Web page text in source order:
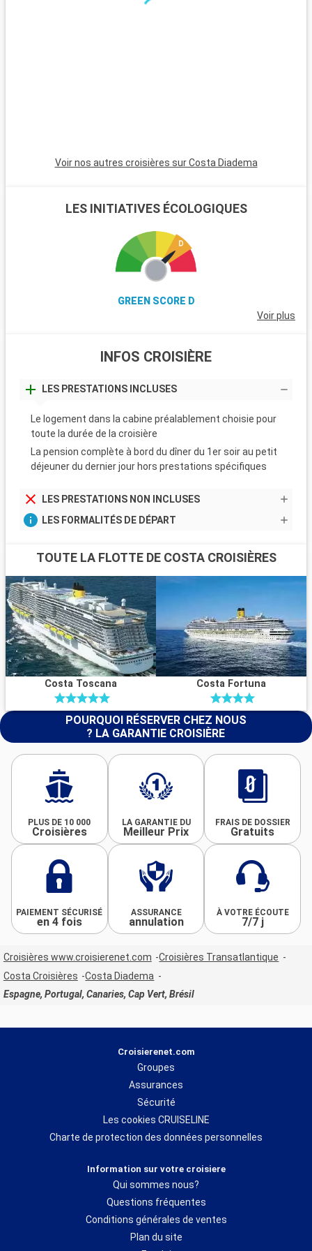
Voir nos autres croisières sur Costa Diadema
LES INITIATIVES ÉCOLOGIQUES
GREEN SCORE D
Voir plus
INFOS CROISIÈRE
LES PRESTATIONS INCLUSES
Le logement dans la cabine préalablement choisie pour
toute la durée de la croisière
La pension complète à bord du dîner du 1er soir au petit
déjeuner du dernier jour hors prestations spécifiques
LES PRESTATIONS NON INCLUSES
LES FORMALITÉS DE DÉPART
TOUTE LA FLOTTE DE COSTA CROISIÈRES
Costa Toscana Costa Fortuna
POURQUOI RÉSERVER CHEZ NOUS
? LA GARANTIE CROISIÈRE
PLUS DE 10 000
Croisières
LA GARANTIE DU
Meilleur Prix
FRAIS DE DOSSIER
Gratuits
PAIEMENT SÉCURISÉ
en 4 fois
ASSURANCE
annulation
À VOTRE ÉCOUTE
7/7 j
Croisières www.croisierenet.com
Croisières Transatlantique
Costa Croisières
Costa Diadema
Espagne, Portugal, Canaries, Cap Vert, Brésil
Croisierenet.com
Groupes
Assurances
Sécurité
Les cookies CRUISELINE
Charte de protection des données personnelles
Information sur votre croisiere
Qui sommes nous?
Questions fréquentes
Conditions générales de ventes
Plan du site